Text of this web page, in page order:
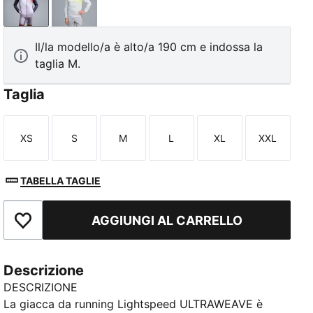
Inky DepthsSilver Mist-AOP
Il/la modello/a è alto/a 190 cm e indossa la
taglia M.
Taglia
Taglia
XS
Taglia
S
Taglia
M
Taglia
L
Taglia
XL
Taglia
XXL
TABELLA TAGLIE
Aggiungi ai PreferitiAGGIUNGI AL CARRELLO
Descrizione
DESCRIZIONE
La giacca da running Lightspeed ULTRAWEAVE è